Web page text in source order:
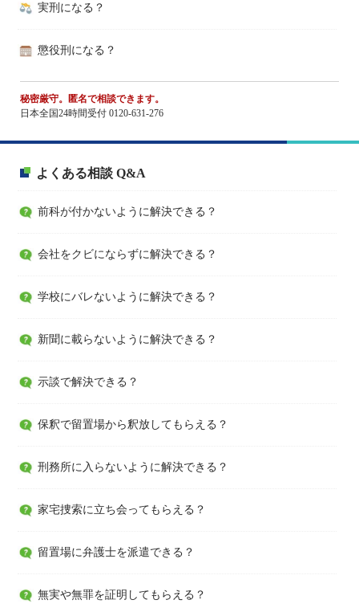
実刑になる？
懲役刑になる？
秘密厳守。匿名で相談できます。
日本全国24時間受付 0120-631-276
よくある相談 Q&A
前科が付かないように解決できる？
会社をクビにならずに解決できる？
学校にバレないように解決できる？
新聞に載らないように解決できる？
示談で解決できる？
保釈で留置場から釈放してもらえる？
刑務所に入らないように解決できる？
家宅捜索に立ち会ってもらえる？
留置場に弁護士を派遣できる？
無実や無罪を証明してもらえる？